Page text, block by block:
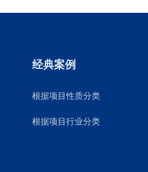
经典案例
根据项目性质分类
根据项目行业分类